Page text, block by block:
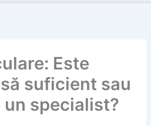
Este
suficient sau
un specialist?